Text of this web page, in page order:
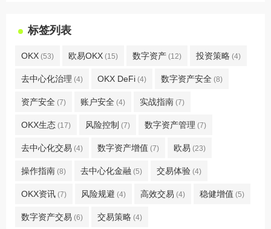
标签列表
OKX (53) 欧易OKX (15) 数字资产 (12) 投资策略 (4)
去中心化治理 (4) OKX DeFi (4) 数字资产安全 (8)
资产安全 (7) 账户安全 (4) 实战指南 (7)
OKX生态 (17) 风险控制 (7) 数字资产管理 (7)
去中心化交易 (4) 数字资产增值 (7) 欧易 (23)
操作指南 (8) 去中心化金融 (5) 交易体验 (4)
OKX资讯 (7) 风险规避 (4) 高效交易 (4) 稳健增值 (5)
数字资产交易 (6) 交易策略 (4)